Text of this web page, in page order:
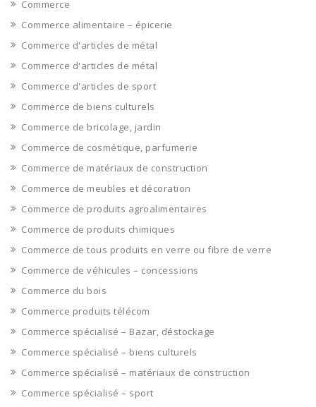
Commerce
Commerce alimentaire – épicerie
Commerce d'articles de métal
Commerce d'articles de métal
Commerce d'articles de sport
Commerce de biens culturels
Commerce de bricolage, jardin
Commerce de cosmétique, parfumerie
Commerce de matériaux de construction
Commerce de meubles et décoration
Commerce de produits agroalimentaires
Commerce de produits chimiques
Commerce de tous produits en verre ou fibre de verre
Commerce de véhicules – concessions
Commerce du bois
Commerce produits télécom
Commerce spécialisé – Bazar, déstockage
Commerce spécialisé – biens culturels
Commerce spécialisé – matériaux de construction
Commerce spécialisé – sport